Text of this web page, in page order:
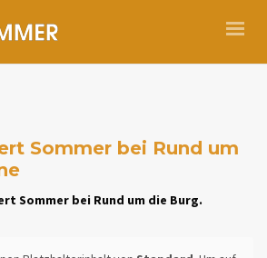
Sommer bei Rund um
Sommer bei Rund um die Burg.